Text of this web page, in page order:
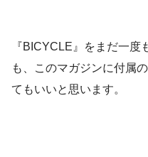
『BICYCLE』をまだ一度
も、このマガジンに付属
てもいいと思います。